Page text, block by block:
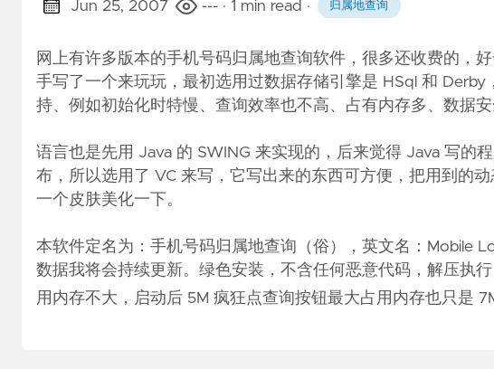
Jun 25, 2007 --- · 1 min read · 归属地查询
网上有许多版本的手机号码归属地查询软件，很多还收费的，
手写了一个来玩玩，最初选用过数据存储引擎是 HSql 和
持、例如初始化时特慢、查询效率也不高、占有内存多、数据安
语言也是先用 Java 的 SWING 来实现的，后来觉得 Java 写的
布，所以选用了 VC 来写，它写出来的东西可方便，把用到的
一个皮肤美化一下。
本软件定名为：手机号码归属地查询（俗），英文名：Mobile
数据我将会持续更新。绿色安装，不含任何恶意代码，解压执
用内存不大，启动后 5M 疯狂点查询按钮最大占用内存也只是